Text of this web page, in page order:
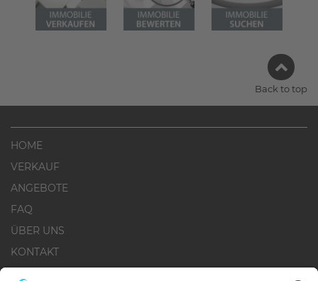
Back to top
HOME
VERKAUF
ANGEBOTE
FAQ
ÜBER UNS
KONTAKT